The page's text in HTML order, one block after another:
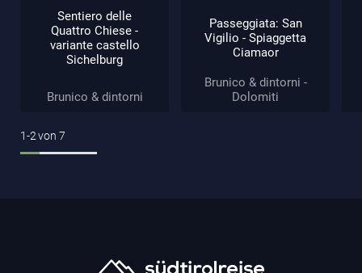
Sentiero delle
Quattro Chiese -
variante castello
Sichelburg
Brunico & dintorni
Passeggiata: San
Vigilio - Spiaggetta
Ciamaor
Brunico & dintorni -
Dolomiti
1-2von 7